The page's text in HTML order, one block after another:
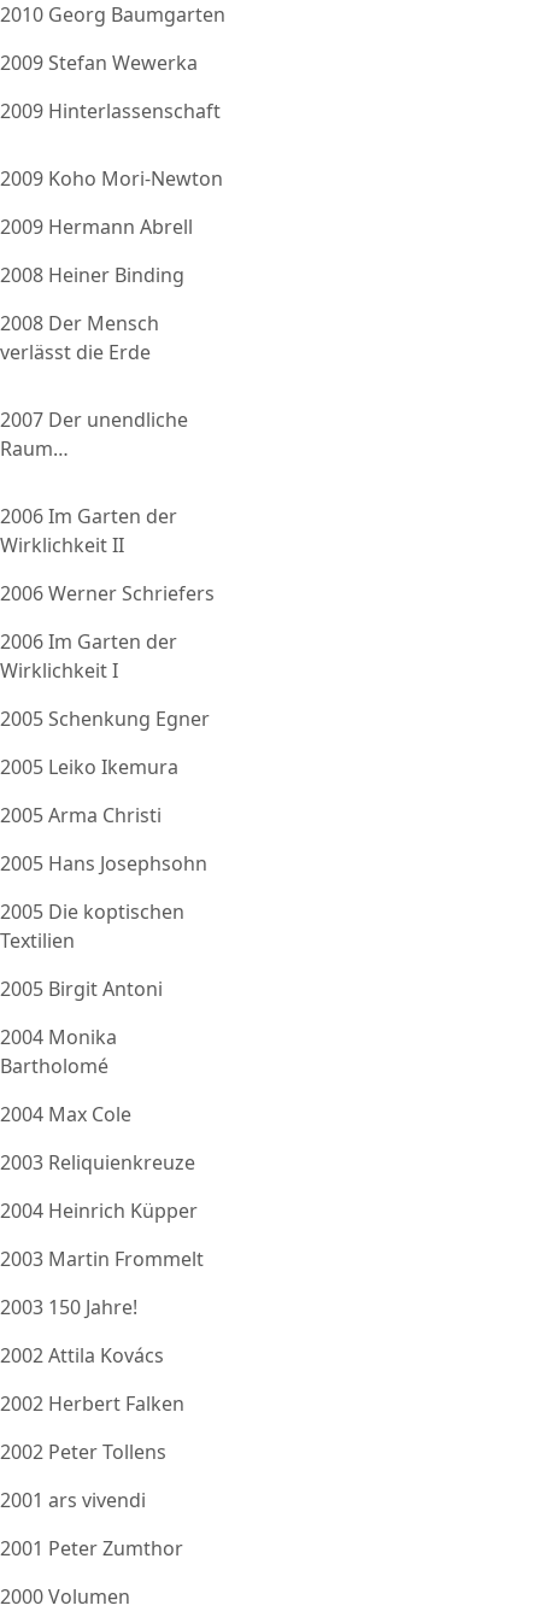
2010 Georg Baumgarten
2009 Stefan Wewerka
2009 Hinterlassenschaft
2009 Koho Mori-Newton
2009 Hermann Abrell
2008 Heiner Binding
2008 Der Mensch
verlässt die Erde
2007 Der unendliche
Raum…
2006 Im Garten der
Wirklichkeit II
2006 Werner Schriefers
2006 Im Garten der
Wirklichkeit I
2005 Schenkung Egner
2005 Leiko Ikemura
2005 Arma Christi
2005 Hans Josephsohn
2005 Die koptischen
Textilien
2005 Birgit Antoni
2004 Monika
Bartholomé
2004 Max Cole
2003 Reliquienkreuze
2004 Heinrich Küpper
2003 Martin Frommelt
2003 150 Jahre!
2002 Attila Kovács
2002 Herbert Falken
2002 Peter Tollens
2001 ars vivendi
2001 Peter Zumthor
2000 Volumen